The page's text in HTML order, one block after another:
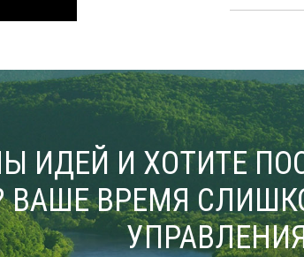
ИДЕЙ И ХОТИТЕ
ВРЕМЯ